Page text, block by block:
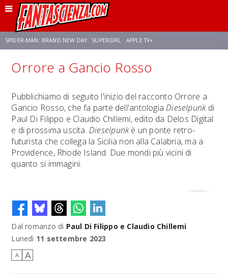
SPIDER-MAN: BRAND NEW DAY SUPERGIRL APPLE TV+
FRANCO RICCIARDIELLO ZENDAYA STAR TREK AVENGERS: DOOMSDAY
NETFLIX SADIE SINK STAR TREK: STRANGE NEW WORLDS
Orrore a Gancio Rosso
Pubblichiamo di seguito l'inizio del racconto Orrore a
Gancio Rosso, che fa parte dell'antologiaDieselpunkdi
Paul Di Filippo e Claudio Chillemi, edito da Delos Digital
e di prossima uscita.Dieselpunkè un ponte retro-
futurista che collega la Sicilia non alla Calabria, ma a
Providence, Rhode Island. Due mondi più vicini di
quanto si immagini.
Dal romanzo di Paul Di Filippo e Claudio Chillemi
Lunedì 11 settembre 2023
A A